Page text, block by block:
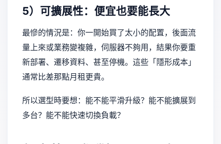
5）可擴展性：便宜也要能長大
最慘的情況是：你一開始買了太小的配置，後面流
量上來或業務變複雜，伺服器不夠用，結果你要重
新部署、遷移資料、甚至停機。這些「隱形成本」
通常比差那點月租更貴。
所以選型時要想：能不能平滑升級？能不能擴展到
多台？能不能快速切換負載？